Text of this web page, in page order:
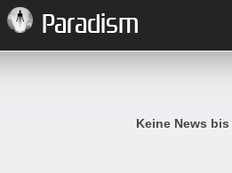
Paradism
Keine News